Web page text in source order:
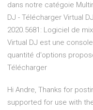
dans notre catégoie
DJ - Télécharger Virtual
2020.5681: Logiciel de
Virtual DJ est une
quantité d'options
Télécharger
Hi Andre, Thanks for
supported for use with